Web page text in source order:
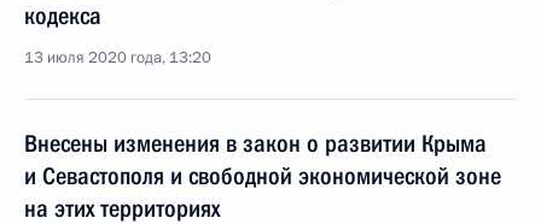
кодекса
13 июля 2020 года, 13:20
Внесены изменения в закон о развитии Крыма
и Севастополя и свободной экономической зоне
на этих территориях